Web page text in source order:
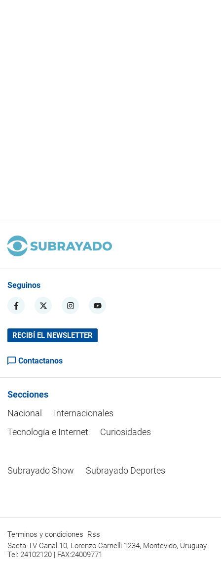
Seguinos
RECIBÍ EL NEWSLETTER
Contactanos
Secciones
Nacional
Internacionales
Tecnología e Internet
Curiosidades
Subrayado Show Subrayado Deportes
Terminos y condiciones Rss
Saeta TV Canal 10, Lorenzo Carnelli 1234, Montevido, Uruguay.
Tel: 24102120 | FAX:24009771